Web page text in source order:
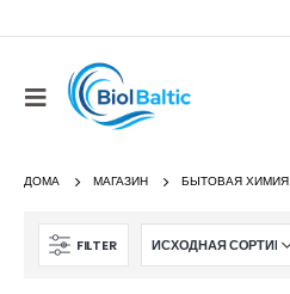
ДОМА МАГАЗИН БЫТОВАЯ ХИМИЯ
FILTER